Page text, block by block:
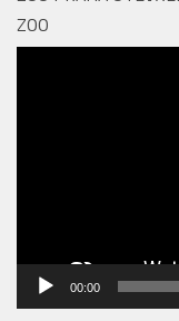
ZOO PRAHA